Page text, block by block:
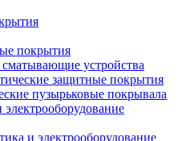
покрытия
устройства
защитные покрытия
пузырьковые покрывала
и электрооборудование